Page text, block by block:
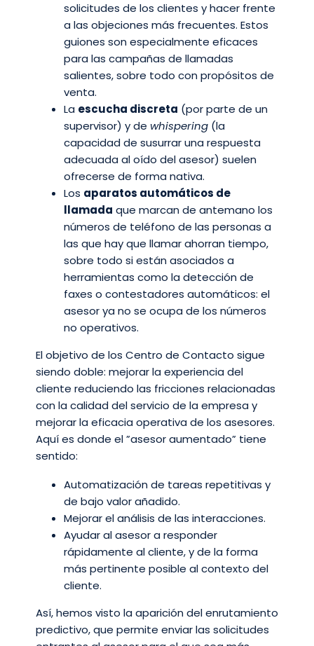
solicitudes de los clientes y hacer frente
a las objeciones más frecuentes. Estos
guiones son especialmente eficaces
para las campañas de llamadas
salientes, sobre todo con propósitos de
venta.
La escucha discreta (por parte de un
supervisor) y de whispering (la
capacidad de susurrar una respuesta
adecuada al oído del asesor) suelen
ofrecerse de forma nativa.
Los aparatos automáticos de
llamada que marcan de antemano los
números de teléfono de las personas a
las que hay que llamar ahorran tiempo,
sobre todo si están asociados a
herramientas como la detección de
faxes o contestadores automáticos: el
asesor ya no se ocupa de los números
no operativos.
El objetivo de los Centro de Contacto sigue
siendo doble: mejorar la experiencia del
cliente reduciendo las fricciones relacionadas
con la calidad del servicio de la empresa y
mejorar la eficacia operativa de los asesores.
Aquí es donde el ”asesor aumentado” tiene
sentido:
Automatización de tareas repetitivas y
de bajo valor añadido.
Mejorar el análisis de las interacciones.
Ayudar al asesor a responder
rápidamente al cliente, y de la forma
más pertinente posible al contexto del
cliente.
Así, hemos visto la aparición del enrutamiento
predictivo, que permite enviar las solicitudes